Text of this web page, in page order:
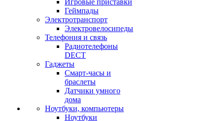
Игровые приставки
Геймпады
Электротранспорт
Электровелосипеды
Телефония и связь
Радиотелефоны
DECT
Гаджеты
Смарт-часы и
браслеты
Датчики умного
дома
Ноутбуки, компьютеры
Ноутбуки